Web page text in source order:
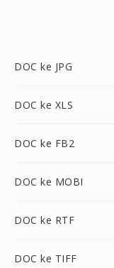
DOC ke JPG
DOC ke XLS
DOC ke FB2
DOC ke MOBI
DOC ke RTF
DOC ke TIFF